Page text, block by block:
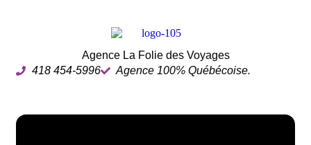
Agence La Folie des Voyages
418 454-5996
Agence 100% Québécoise.